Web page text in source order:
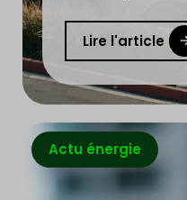
Lire l'article
Actu énergie